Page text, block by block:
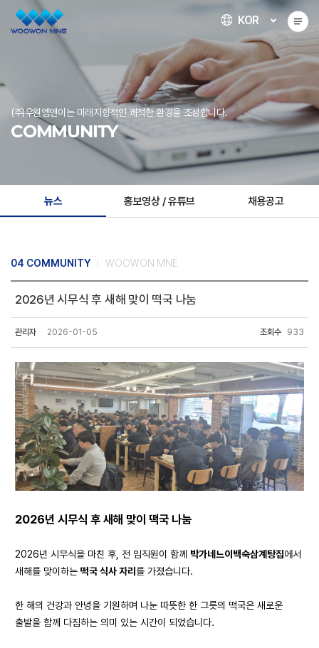
KOR
(주)우원엠앤이는 미래지향적인 쾌적한 환경을 조성합니다.
COMMUNITY
뉴스 홍보영상 / 유튜브 채용공고
04 COMMUNITY WOOWON MNE
2026년 시무식 후 새해 맞이 떡국 나눔
관리자 2026-01-05 조회수 933
2026년 시무식 후 새해 맞이 떡국 나눔
2026년 시무식을 마친 후, 전 임직원이 함께 박가네느이백숙삼계탕집에서
새해를 맞이하는 떡국 식사 자리를 가졌습니다.
한 해의 건강과 안녕을 기원하며 나눈 따뜻한 한 그릇의 떡국은 새로운
출발을 함께 다짐하는 의미 있는 시간이 되었습니다.